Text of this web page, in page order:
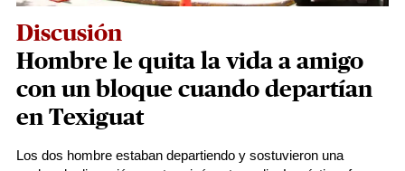
Discusión
Hombre le quita la vida a amigo
con un bloque cuando departían
en Texiguat
Los dos hombre estaban departiendo y sostuvieron una